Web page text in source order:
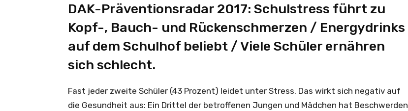
DAK-Präventionsradar 2017: Schulstress führt zu
Kopf-, Bauch- und Rückenschmerzen / Energydrinks
auf dem Schulhof beliebt / Viele Schüler ernähren
sich schlecht.
Fast jeder zweite Schüler (43 Prozent) leidet unter Stress. Das wirkt sich negativ auf
die Gesundheit aus: Ein Drittel der betroffenen Jungen und Mädchen hat Beschwerden